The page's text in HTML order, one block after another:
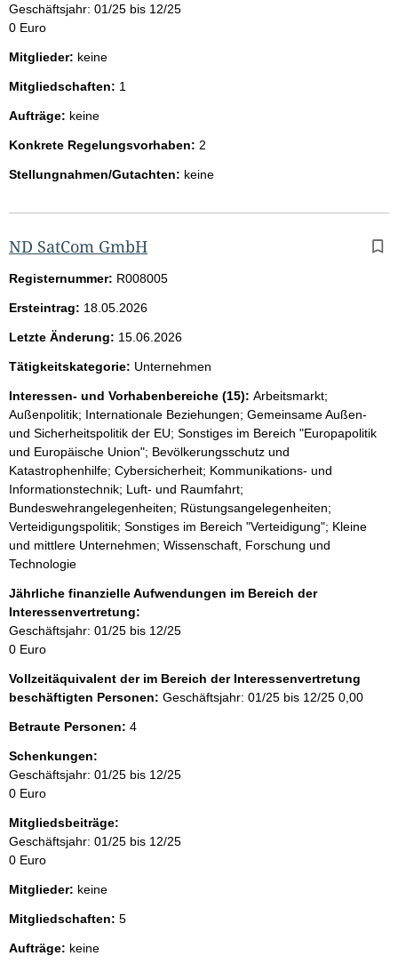
Geschäftsjahr: 01/25 bis 12/25
0 Euro
Mitglieder: keine
Mitgliedschaften: 1
Aufträge: keine
Konkrete Regelungsvorhaben: 2
Stellungnahmen/Gutachten: keine
ND SatCom GmbH
Registernummer: R008005
Ersteintrag: 18.05.2026
Letzte Änderung: 15.06.2026
Tätigkeitskategorie: Unternehmen
Interessen- und Vorhabenbereiche (15): Arbeitsmarkt;
Außenpolitik; Internationale Beziehungen; Gemeinsame Außen-
und Sicherheitspolitik der EU; Sonstiges im Bereich "Europapolitik
und Europäische Union"; Bevölkerungsschutz und
Katastrophenhilfe; Cybersicherheit; Kommunikations- und
Informationstechnik; Luft- und Raumfahrt;
Bundeswehrangelegenheiten; Rüstungsangelegenheiten;
Verteidigungspolitik; Sonstiges im Bereich "Verteidigung"; Kleine
und mittlere Unternehmen; Wissenschaft, Forschung und
Technologie
Jährliche finanzielle Aufwendungen im Bereich der
Interessenvertretung:
Geschäftsjahr: 01/25 bis 12/25
0 Euro
Vollzeitäquivalent der im Bereich der Interessenvertretung
beschäftigten Personen: Geschäftsjahr: 01/25 bis 12/25 0,00
Betraute Personen: 4
Schenkungen:
Geschäftsjahr: 01/25 bis 12/25
0 Euro
Mitgliedsbeiträge:
Geschäftsjahr: 01/25 bis 12/25
0 Euro
Mitglieder: keine
Mitgliedschaften: 5
Aufträge: keine